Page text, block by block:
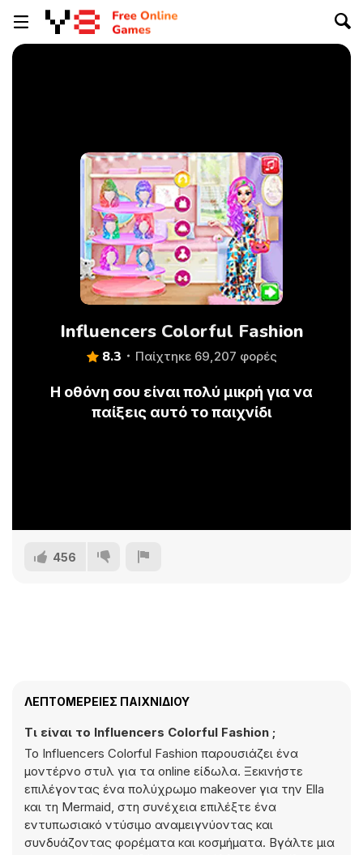
Influencers Colorful Fashion
8.3 Παίχτηκε 69,207 φορές
Η οθόνη σου είναι πολύ μικρή για να
παίξεις αυτό το παιχνίδι
456
ΛΕΠΤΟΜΈΡΕΙΕΣ ΠΑΙΧΝΙΔΙΟΎ
Τι είναι το Influencers Colorful Fashion ;
Το Influencers Colorful Fashion παρουσιάζει ένα
μοντέρνο στυλ για τα online είδωλα. Ξεκινήστε
επιλέγοντας ένα πολύχρωμο makeover για την Ella
και τη Mermaid, στη συνέχεια επιλέξτε ένα
εντυπωσιακό ντύσιμο αναμειγνύοντας και
συνδυάζοντας φορέματα και κοσμήματα. Βγάλτε μια